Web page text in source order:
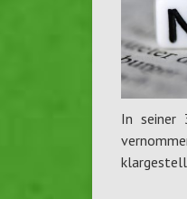
In seiner